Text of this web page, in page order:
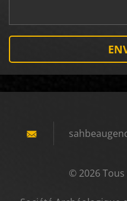
sahbeaug
© 2026